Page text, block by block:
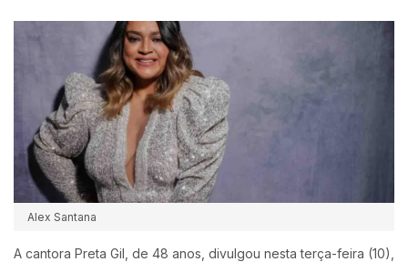
Alex Santana
A cantora Preta Gil, de 48 anos, divulgou nesta terça-feira (10),